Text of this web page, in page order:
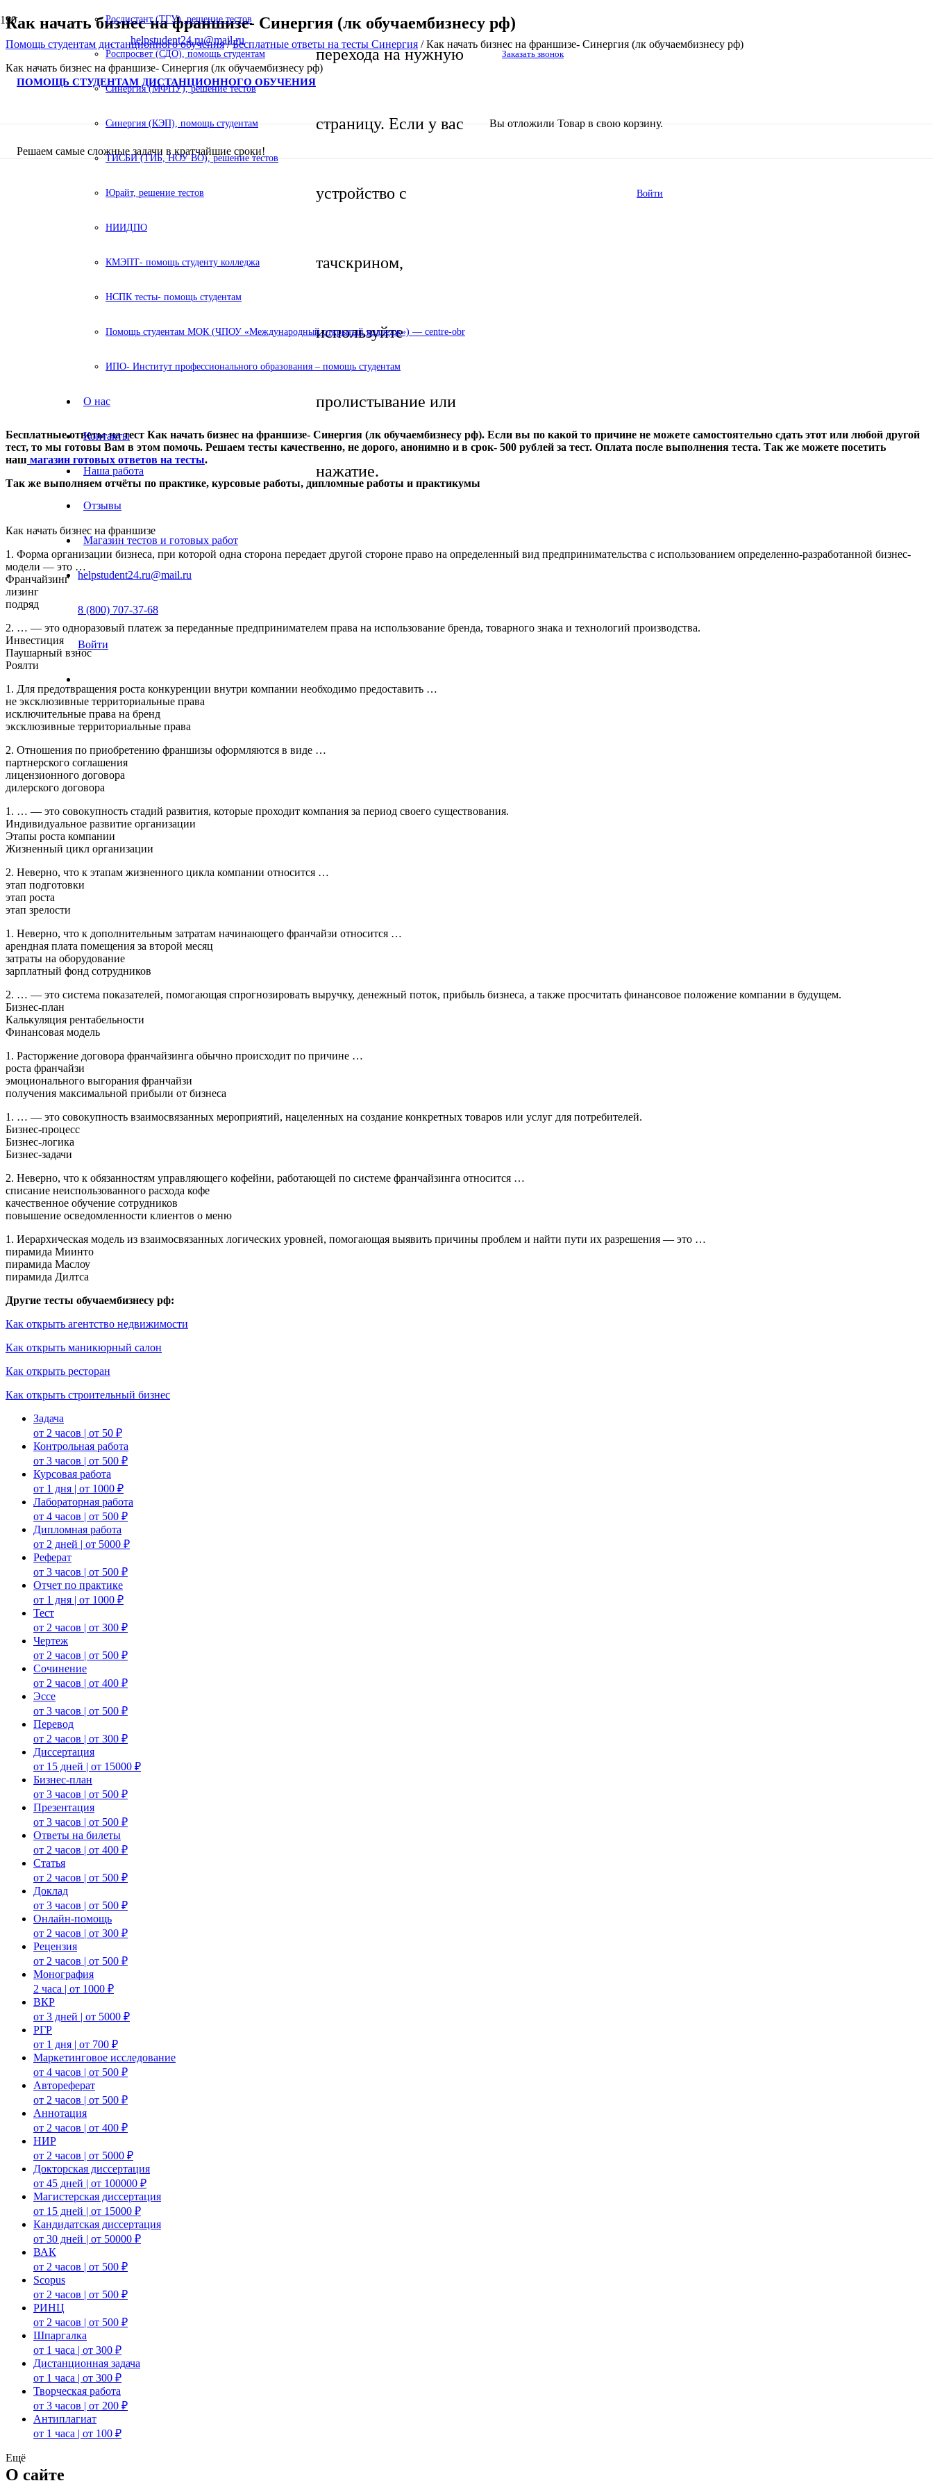
helpstudent24.ru@mail.ru
ПОМОЩЬ СТУДЕНТАМ ДИСТАНЦИОННОГО ОБУЧЕНИЯ
Решаем самые сложные задачи в кратчайшие сроки!
перехода на нужную
страницу. Если у вас
устройство с
тачскрином,
используйте
пролистывание или
нажатие.
Заказать звонок
Вы отложили Товар в свою корзину.
Войти
Росдистант (ТГУ), решение тестов
Роспросвет (СДО), помощь студентам
Синергия (МФПУ), решение тестов
Синергия (КЭП), помощь студентам
ТИСБИ (ТИБ, НОУ ВО), решение тестов
Юрайт, решение тестов
НИИДПО
КМЭПТ- помощь студенту колледжа
НСПК тесты- помощь студентам
Помощь студентам МОК (ЧПОУ «Международный открытый колледж») — centre-obr
ИПО- Институт профессионального образования – помощь студентам
О нас
Контакты
Наша работа
Отзывы
Магазин тестов и готовых работ
helpstudent24.ru@mail.ru
8 (800) 707-37-68
Войти
Как начать бизнес на франшизе- Синергия (лк обучаембизнесу рф)
Помощь студентам дистанционного обучения/Бесплатные ответы на тесты Синергия /Как начать бизнес на франшизе- Синергия (лк обучаембизнесу рф)
Как начать бизнес на франшизе- Синергия (лк обучаембизнесу рф)
Бесплатные ответы на тест Как начать бизнес на франшизе- Синергия (лк обучаембизнесу рф). Если вы по какой то причине не можете самостоятельно сдать этот или любой другой
тест, то мы готовы Вам в этом помочь. Решаем тесты качественно, не дорого, анонимно и в срок- 500 рублей за тест. Оплата после выполнения теста. Так же можете посетить
наш магазин готовых ответов на тесты.
Так же выполняем отчёты по практике, курсовые работы, дипломные работы и практикумы
Как начать бизнес на франшизе
1. Форма организации бизнеса, при которой одна сторона передает другой стороне право на определенный вид предпринимательства с использованием определенно-разработанной бизнес-
модели — это …
Франчайзинг
лизинг
подряд
2. … — это одноразовый платеж за переданные предпринимателем права на использование бренда, товарного знака и технологий производства.
Инвестиция
Паушарный взнос
Роялти
1. Для предотвращения роста конкуренции внутри компании необходимо предоставить …
не эксклюзивные территориальные права
исключительные права на бренд
эксклюзивные территориальные права
2. Отношения по приобретению франшизы оформляются в виде …
партнерского соглашения
лицензионного договора
дилерского договора
1. … — это совокупность стадий развития, которые проходит компания за период своего существования.
Индивидуальное развитие организации
Этапы роста компании
Жизненный цикл организации
2. Неверно, что к этапам жизненного цикла компании относится …
этап подготовки
этап роста
этап зрелости
1. Неверно, что к дополнительным затратам начинающего франчайзи относится …
арендная плата помещения за второй месяц
затраты на оборудование
зарплатный фонд сотрудников
2. … — это система показателей, помогающая спрогнозировать выручку, денежный поток, прибыль бизнеса, а также просчитать финансовое положение компании в будущем.
Бизнес-план
Калькуляция рентабельности
Финансовая модель
1. Расторжение договора франчайзинга обычно происходит по причине …
роста франчайзи
эмоционального выгорания франчайзи
получения максимальной прибыли от бизнеса
1. … — это совокупность взаимосвязанных мероприятий, нацеленных на создание конкретных товаров или услуг для потребителей.
Бизнес-процесс
Бизнес-логика
Бизнес-задачи
2. Неверно, что к обязанностям управляющего кофейни, работающей по системе франчайзинга относится …
списание неиспользованного расхода кофе
качественное обучение сотрудников
повышение осведомленности клиентов о меню
1. Иерархическая модель из взаимосвязанных логических уровней, помогающая выявить причины проблем и найти пути их разрешения — это …
пирамида Миинто
пирамида Маслоу
пирамида Дилтса
Другие тесты обучаембизнесу рф:
Как открыть агентство недвижимости
Как открыть маникюрный салон
Как открыть ресторан
Как открыть строительный бизнес
Задача
от 2 часов | от 50 ₽
Контрольная работа
от 3 часов | от 500 ₽
Курсовая работа
от 1 дня | от 1000 ₽
Лабораторная работа
от 4 часов | от 500 ₽
Дипломная работа
от 2 дней | от 5000 ₽
Реферат
от 3 часов | от 500 ₽
Отчет по практике
от 1 дня | от 1000 ₽
Тест
от 2 часов | от 300 ₽
Чертеж
от 2 часов | от 500 ₽
Сочинение
от 2 часов | от 400 ₽
Эссе
от 3 часов | от 500 ₽
Перевод
от 2 часов | от 300 ₽
Диссертация
от 15 дней | от 15000 ₽
Бизнес-план
от 3 часов | от 500 ₽
Презентация
от 3 часов | от 500 ₽
Ответы на билеты
от 2 часов | от 400 ₽
Статья
от 2 часов | от 500 ₽
Доклад
от 3 часов | от 500 ₽
Онлайн-помощь
от 2 часов | от 300 ₽
Рецензия
от 2 часов | от 500 ₽
Монография
2 часа | от 1000 ₽
ВКР
от 3 дней | от 5000 ₽
РГР
от 1 дня | от 700 ₽
Маркетинговое исследование
от 4 часов | от 500 ₽
Автореферат
от 2 часов | от 500 ₽
Аннотация
от 2 часов | от 400 ₽
НИР
от 2 часов | от 5000 ₽
Докторская диссертация
от 45 дней | от 100000 ₽
Магистерская диссертация
от 15 дней | от 15000 ₽
Кандидатская диссертация
от 30 дней | от 50000 ₽
ВАК
от 2 часов | от 500 ₽
Scopus
от 2 часов | от 500 ₽
РИНЦ
от 2 часов | от 500 ₽
Шпаргалка
от 1 часа | от 300 ₽
Дистанционная задача
от 1 часа | от 300 ₽
Творческая работа
от 3 часов | от 200 ₽
Антиплагиат
от 1 часа | от 100 ₽
Ещё
О сайте